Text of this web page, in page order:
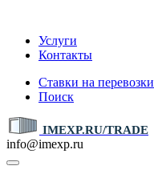
Услуги
Контакты
Ставки на перевозки
Поиск
IMEXP.RU/TRADE
info@imexp.ru